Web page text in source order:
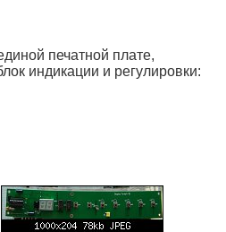
печатной плате,
индикации и регулировки: